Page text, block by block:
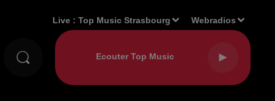
Live :Top Music Strasbourg Webradios